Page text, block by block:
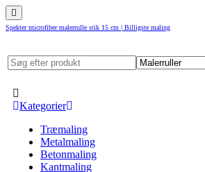
Spekter microfiber malerrulle stik 15 cm | Billigste maling
Kategorier
Træmaling
Metalmaling
Betonmaling
Kantmaling